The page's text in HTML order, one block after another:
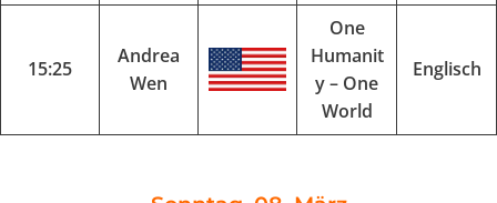
15:25
Andrea
Wen
One
Humanit
y – One
World
Englisch